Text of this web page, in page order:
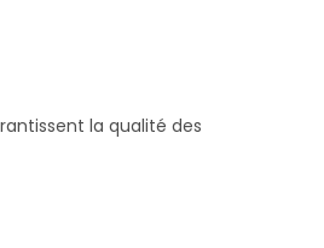
la qualité des